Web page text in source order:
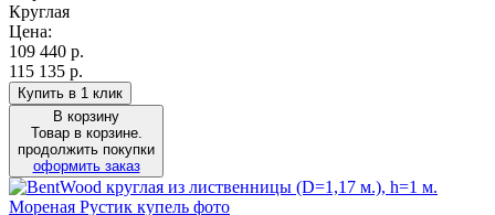
Круглая
Цена:
109 440 р.
115 135 р.
Купить в 1 клик
В корзину
Товар в корзине.
продолжить покупки
оформить заказ